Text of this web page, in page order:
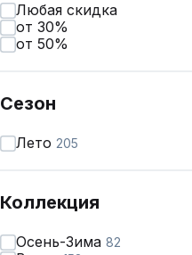
Любая скидка
от 30%
от 50%
Сезон
Лето 205
Коллекция
Осень-Зима 82